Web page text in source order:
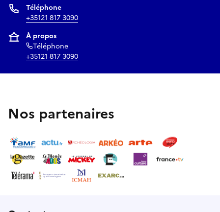
Téléphone
+35121 817 3090
À propos
Téléphone
+35121 817 3090
Nos partenaires